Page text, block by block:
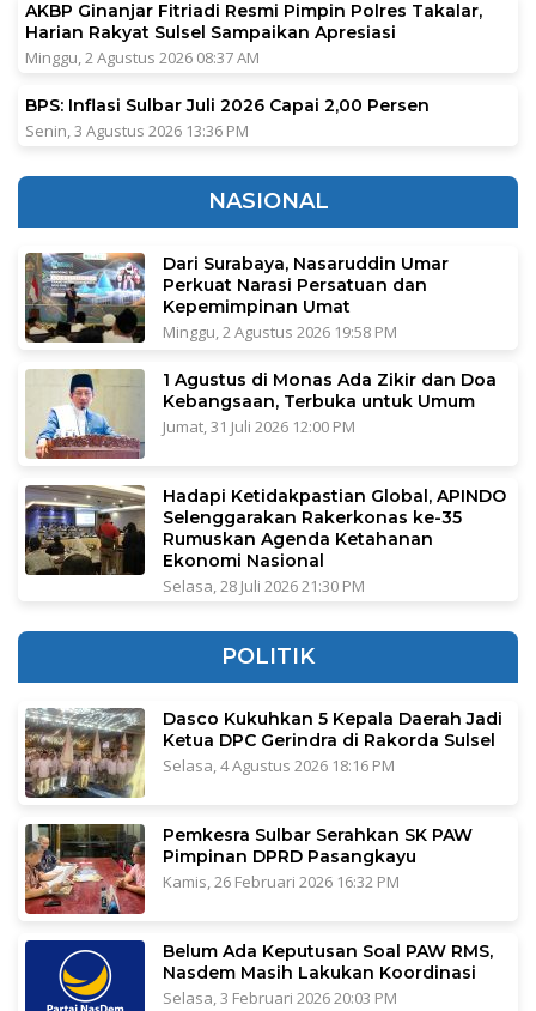
AKBP Ginanjar Fitriadi Resmi Pimpin Polres Takalar,
Harian Rakyat Sulsel Sampaikan Apresiasi
Minggu, 2 Agustus 2026 08:37 AM
BPS: Inflasi Sulbar Juli 2026 Capai 2,00 Persen
Senin, 3 Agustus 2026 13:36 PM
NASIONAL
Dari Surabaya, Nasaruddin Umar
Perkuat Narasi Persatuan dan
Kepemimpinan Umat
Minggu, 2 Agustus 2026 19:58 PM
1 Agustus di Monas Ada Zikir dan Doa
Kebangsaan, Terbuka untuk Umum
Jumat, 31 Juli 2026 12:00 PM
Hadapi Ketidakpastian Global, APINDO
Selenggarakan Rakerkonas ke-35
Rumuskan Agenda Ketahanan
Ekonomi Nasional
Selasa, 28 Juli 2026 21:30 PM
POLITIK
Dasco Kukuhkan 5 Kepala Daerah Jadi
Ketua DPC Gerindra di Rakorda Sulsel
Selasa, 4 Agustus 2026 18:16 PM
Pemkesra Sulbar Serahkan SK PAW
Pimpinan DPRD Pasangkayu
Kamis, 26 Februari 2026 16:32 PM
Belum Ada Keputusan Soal PAW RMS,
Nasdem Masih Lakukan Koordinasi
Selasa, 3 Februari 2026 20:03 PM